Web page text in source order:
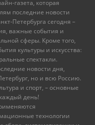
газета, которая
последние новости
Петербурга сегодня –
важные события и
сферы. Кроме того,
культуры и искусства:
спектакли.
новости дня,
но и всю Россию.
и спорт, – основные
день!
технологии